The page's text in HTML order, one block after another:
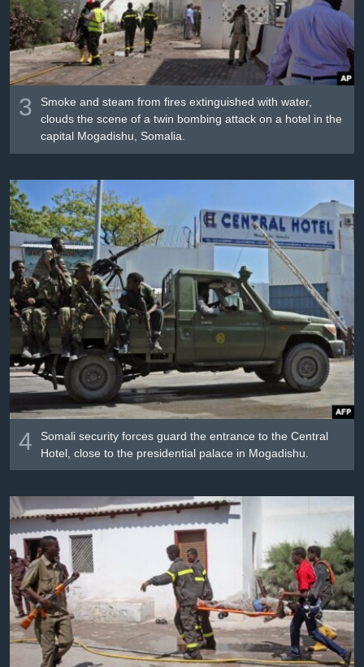
3
Smoke and steam from fires extinguished with water,
clouds the scene of a twin bombing attack on a hotel in the
capital Mogadishu, Somalia.
4
Somali security forces guard the entrance to the Central
Hotel, close to the presidential palace in Mogadishu.